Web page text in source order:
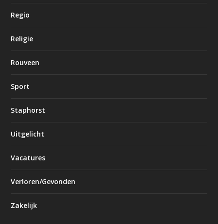
Regio
Religie
Rouveen
Sport
Staphorst
Uitgelicht
Vacatures
Verloren/Gevonden
Zakelijk